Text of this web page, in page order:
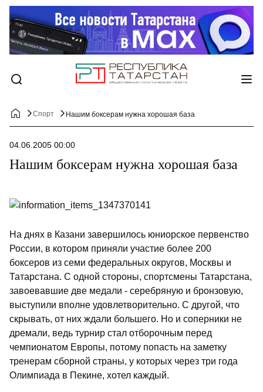
Спорт Нашим боксерам нужна хорошая база
04.06.2005 00:00
Нашим боксерам нужна хорошая база
На днях в Казани завершилось юниорское первенство
России, в котором приняли участие более 200
боксеров из семи федеральных округов, Москвы и
Татарстана. С одной стороны, спортсмены Татарстана,
завоевавшие две медали - серебряную и бронзовую,
выступили вполне удовлетворительно. С другой, что
скрывать, от них ждали большего. Но и соперники не
дремали, ведь турнир стал отборочным перед
чемпионатом Европы, потому попасть на заметку
тренерам сборной страны, у которых через три года
Олимпиада в Пекине, хотел каждый.